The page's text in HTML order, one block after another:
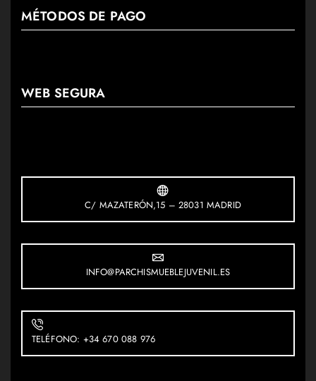
MÉTODOS DE PAGO
WEB SEGURA
C/ MAZATERÓN,15 – 28031 MADRID
INFO@PARCHISMUEBLEJUVENIL.ES
TELÉFONO: +34 670 088 976